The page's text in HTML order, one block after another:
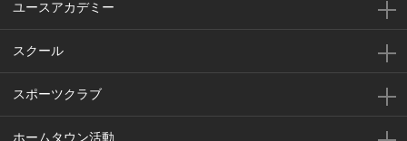
ユースアカデミー
スクール
スポーツクラブ